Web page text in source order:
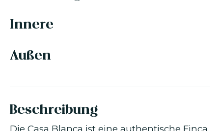
Innere
Außen
Beschreibung
Die Casa Blanca ist eine authentische Finca